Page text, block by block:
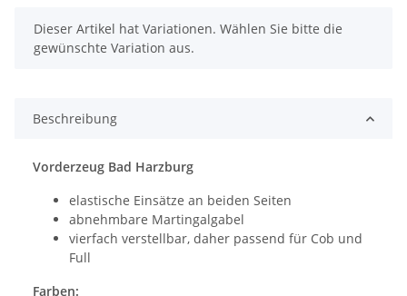
x
Dieser Artikel hat Variationen. Wählen Sie bitte die
gewünschte Variation aus.
Beschreibung
Vorderzeug Bad Harzburg
elastische Einsätze an beiden Seiten
abnehmbare Martingalgabel
vierfach verstellbar, daher passend für Cob und
Full
Farben: